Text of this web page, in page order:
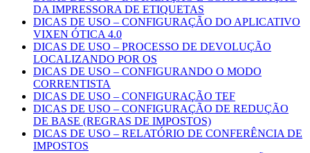
DA IMPRESSORA DE ETIQUETAS
DICAS DE USO – CONFIGURAÇÃO DO APLICATIVO
VIXEN ÓTICA 4.0
DICAS DE USO – PROCESSO DE DEVOLUÇÃO
LOCALIZANDO POR OS
DICAS DE USO – CONFIGURANDO O MODO
CORRENTISTA
DICAS DE USO – CONFIGURAÇÃO TEF
DICAS DE USO – CONFIGURAÇÃO DE REDUÇÃO
DE BASE (REGRAS DE IMPOSTOS)
DICAS DE USO – RELATÓRIO DE CONFERÊNCIA DE
IMPOSTOS